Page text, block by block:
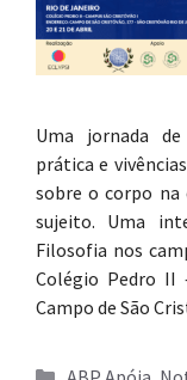
Uma jornada
prática e
sobre o corpo na
sujeito. Uma
Filosofia nos
Colégio Pedro II
Campo de São
Categorias